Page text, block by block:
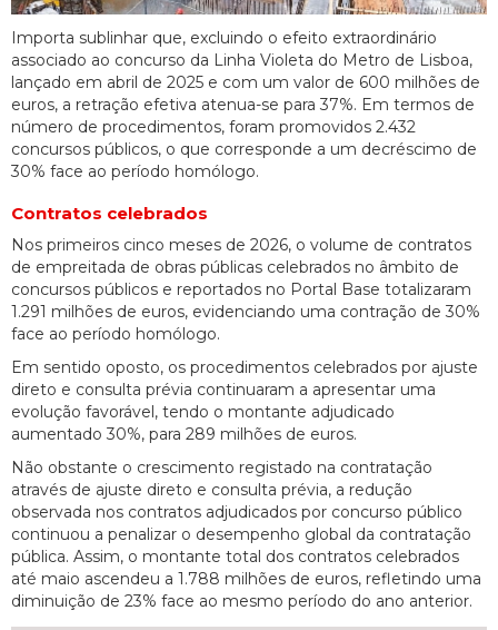
Importa sublinhar que, excluindo o efeito extraordinário
associado ao concurso da Linha Violeta do Metro de Lisboa,
lançado em abril de 2025 e com um valor de 600 milhões de
euros, a retração efetiva atenua-se para 37%. Em termos de
número de procedimentos, foram promovidos 2.432
concursos públicos, o que corresponde a um decréscimo de
30% face ao período homólogo.
Contratos celebrados
Nos primeiros cinco meses de 2026, o volume de contratos
de empreitada de obras públicas celebrados no âmbito de
concursos públicos e reportados no Portal Base totalizaram
1.291 milhões de euros, evidenciando uma contração de 30%
face ao período homólogo.
Em sentido oposto, os procedimentos celebrados por ajuste
direto e consulta prévia continuaram a apresentar uma
evolução favorável, tendo o montante adjudicado
aumentado 30%, para 289 milhões de euros.
Não obstante o crescimento registado na contratação
através de ajuste direto e consulta prévia, a redução
observada nos contratos adjudicados por concurso público
continuou a penalizar o desempenho global da contratação
pública. Assim, o montante total dos contratos celebrados
até maio ascendeu a 1.788 milhões de euros, refletindo uma
diminuição de 23% face ao mesmo período do ano anterior.